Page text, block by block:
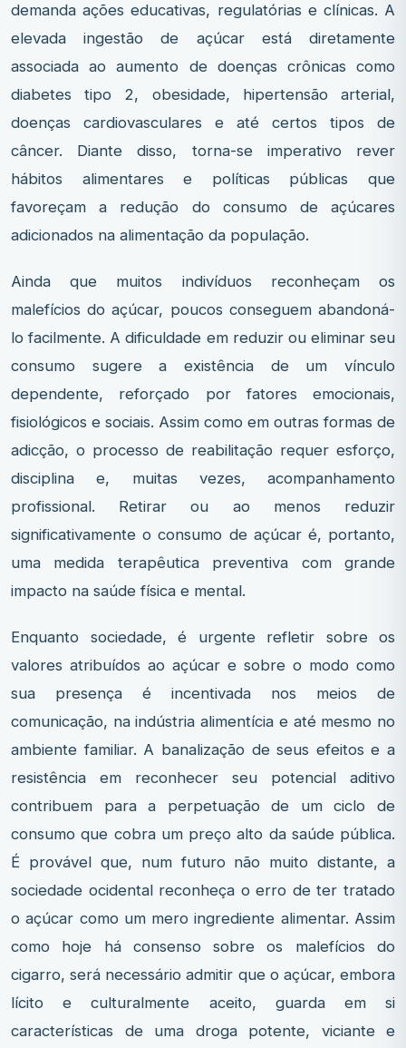
demanda ações educativas, regulatórias e clínicas. A
elevada ingestão de açúcar está diretamente
associada ao aumento de doenças crônicas como
diabetes tipo 2, obesidade, hipertensão arterial,
doenças cardiovasculares e até certos tipos de
câncer. Diante disso, torna-se imperativo rever
hábitos alimentares e políticas públicas que
favoreçam a redução do consumo de açúcares
adicionados na alimentação da população.
Ainda que muitos indivíduos reconheçam os
malefícios do açúcar, poucos conseguem abandoná-
lo facilmente. A dificuldade em reduzir ou eliminar seu
consumo sugere a existência de um vínculo
dependente, reforçado por fatores emocionais,
fisiológicos e sociais. Assim como em outras formas de
adicção, o processo de reabilitação requer esforço,
disciplina e, muitas vezes, acompanhamento
profissional. Retirar ou ao menos reduzir
significativamente o consumo de açúcar é, portanto,
uma medida terapêutica preventiva com grande
impacto na saúde física e mental.
Enquanto sociedade, é urgente refletir sobre os
valores atribuídos ao açúcar e sobre o modo como
sua presença é incentivada nos meios de
comunicação, na indústria alimentícia e até mesmo no
ambiente familiar. A banalização de seus efeitos e a
resistência em reconhecer seu potencial aditivo
contribuem para a perpetuação de um ciclo de
consumo que cobra um preço alto da saúde pública.
É provável que, num futuro não muito distante, a
sociedade ocidental reconheça o erro de ter tratado
o açúcar como um mero ingrediente alimentar. Assim
como hoje há consenso sobre os malefícios do
cigarro, será necessário admitir que o açúcar, embora
lícito e culturalmente aceito, guarda em si
características de uma droga potente, viciante e